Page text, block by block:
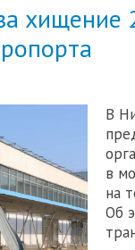
хищение
В
в
на
Об